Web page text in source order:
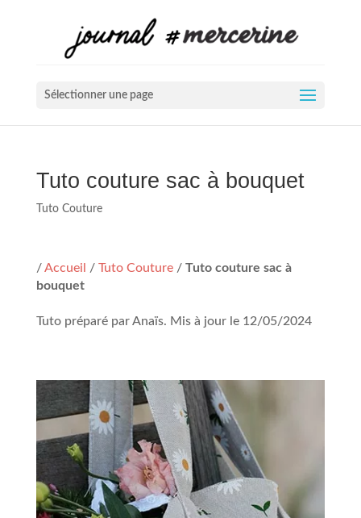
Sélectionner une page
Tuto couture sac à bouquet
Tuto Couture
/Accueil / Tuto Couture/ Tuto couture sac à
bouquet
Tuto préparé par Anaïs. Mis à jour le 12/05/2024